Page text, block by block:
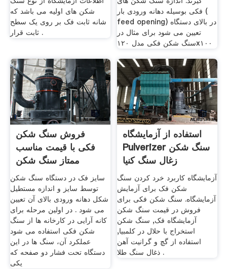
شکن های اولیه می باشد که
شانه ثابت فک بر روی یک سطح
ثابت قرار .
فکی بوسیله دهانه ورودی بار (
feed opening) در بالای دستگاه
تعیین می شود برای مثال در
سنگ شکن فکی مدل ۱۲٠x۱٠٠
فروش سنگ شکن
فکی با قیمت مناسب
ممتاز سنگ شکن
سایز فک در دستگاه سنگ شکن
توسط سایز و اندازه مستطیل
شکل دهانه ورودی بالای آن تعیین
می شود . در اولین مرحله برای
کانه آرایی در کارخانه ها از سنگ
شکن فکی استفاده می شود
عملکرد آن، سنگ ها در این
دستگاه تحت فشار دو صفحه که
یکی
استفاده از آزمایشگاه
Pulverizer سنگ شکن
زغال سنگ کنیا
آزمایشگاه کاربرد خرد کردن سنگ
شکن فک برای آزمایش
آزمایشگاه. سنگ شکن فکی برای
فروش در قیمت سنگ شکن
آزمایشگاه فک, سنگ شکن
استخراج با حلال در کلمبیا,
استفاده از گچ و گرانیت آهن
ذغال سنگ طلا .